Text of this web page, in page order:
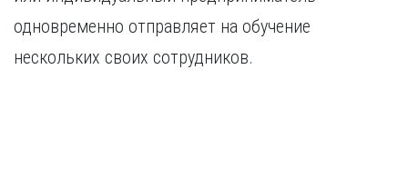
одновременно отправляет на обучение
нескольких своих сотрудников.